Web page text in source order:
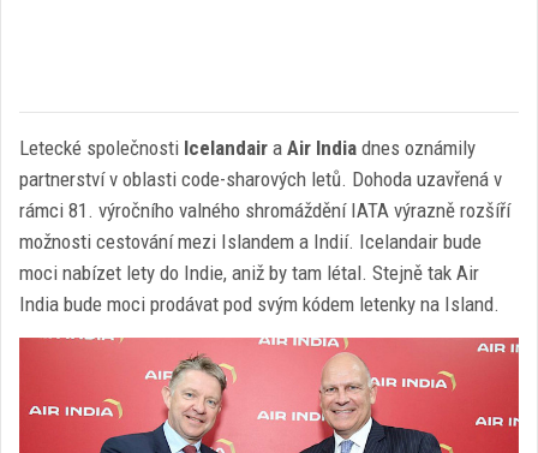
Letecké společnosti Icelandair a Air India dnes oznámily
partnerství v oblasti code-sharových letů. Dohoda uzavřená v
rámci 81. výročního valného shromáždění IATA výrazně rozšíří
možnosti cestování mezi Islandem a Indií. Icelandair bude
moci nabízet lety do Indie, aniž by tam létal. Stejně tak Air
India bude moci prodávat pod svým kódem letenky na Island.